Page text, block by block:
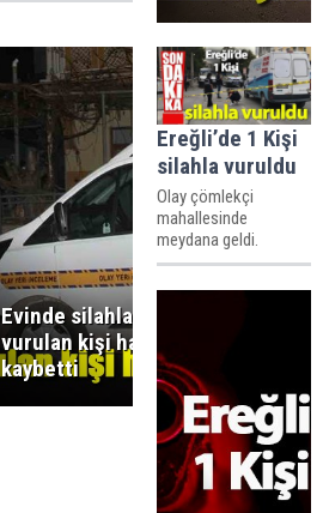
Evinde silahla
vurulan kişi hayatını
kaybetti
Ereğli’de 1 Kişi
silahla vuruldu
Olay çömlekçi
mahallesinde
meydana geldi.